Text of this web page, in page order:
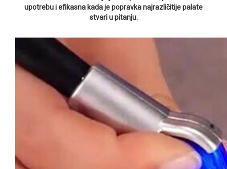
upotrebu i efikasna kada je popravka najrazličitije palate
stvari u pitanju.